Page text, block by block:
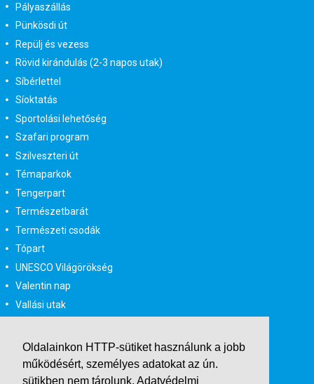
Oldalainkon HTTP-sütiket használunk a jobb
működésért, személyes adatokat az ún.
sütikben nem tárolunk. Adatvédelmi
Pályaszállás
Pünkösdi út
Repülj és vezess
Rövid kirándulás (2-3 napos utak)
Síbérlettel
Síoktatás
Sportolási lehetőség
Szafari program
Szilveszteri út
Témaparkok
Tengerpart
Természetbarát
Természeti csodák
Tópart
UNESCO Világörökség
Valentin nap
Vallási utak
Városlátogatás egyénileg
Velencei karnevál
Vidéki felszállással